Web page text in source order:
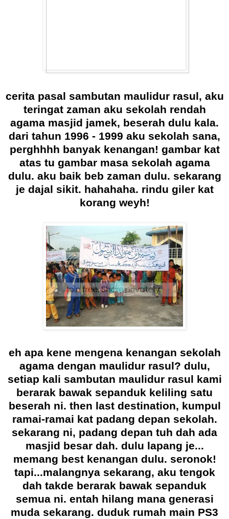
cerita pasal sambutan maulidur rasul, aku
teringat zaman aku sekolah rendah
agama masjid jamek, beserah dulu kala.
dari tahun 1996 - 1999 aku sekolah sana,
perghhhh banyak kenangan! gambar kat
atas tu gambar masa sekolah agama
dulu. aku baik beb zaman dulu. sekarang
je dajal sikit. hahahaha. rindu giler kat
korang weyh!
eh apa kene mengena kenangan sekolah
agama dengan maulidur rasul? dulu,
setiap kali sambutan maulidur rasul kami
berarak bawak sepanduk keliling satu
beserah ni. then last destination, kumpul
ramai-ramai kat padang depan sekolah.
sekarang ni, padang depan tuh dah ada
masjid besar dah. dulu lapang je...
memang best kenangan dulu. seronok!
tapi...malangnya sekarang, aku tengok
dah takde berarak bawak sepanduk
semua ni. entah hilang mana generasi
muda sekarang. duduk rumah main PS3